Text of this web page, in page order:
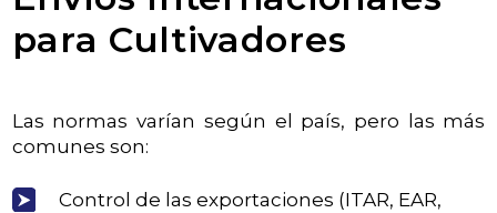
para Cultivadores
Las normas varían según el país, pero las más
comunes son:
Control de las exportaciones (ITAR, EAR,